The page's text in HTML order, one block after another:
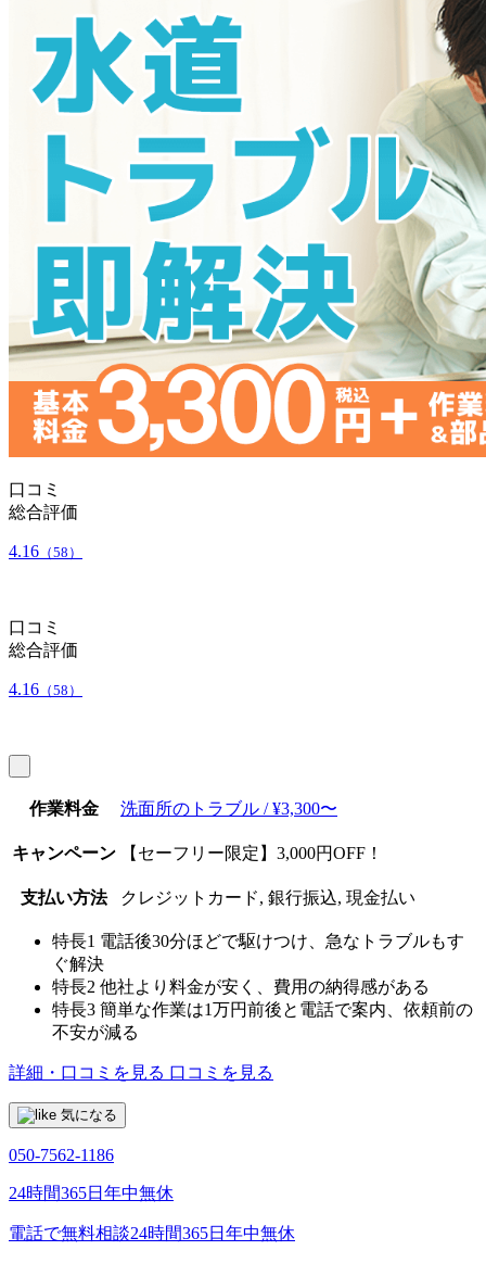
口コミ
総合評価
4.16 （58）
口コミ
総合評価
4.16 （58）
作業料金 洗面所のトラブル / ¥3,300〜
キャンペーン 【セーフリー限定】3,000円OFF！
支払い方法 クレジットカード, 銀行振込, 現金払い
特長1 電話後30分ほどで駆けつけ、急なトラブルもす
ぐ解決
特長2 他社より料金が安く、費用の納得感がある
特長3 簡単な作業は1万円前後と電話で案内、依頼前の
不安が減る
詳細・口コミを見る 口コミを見る
気になる
050-7562-1186
24時間365日年中無休
電話で無料相談24時間365日年中無休